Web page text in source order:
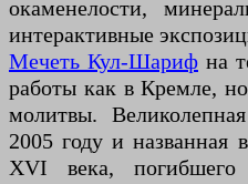
окаменелости,
интерактивные
Мечеть Кул-Шариф на
работы как в Кремле,
молитвы.
2005 году и названная
XVI века,